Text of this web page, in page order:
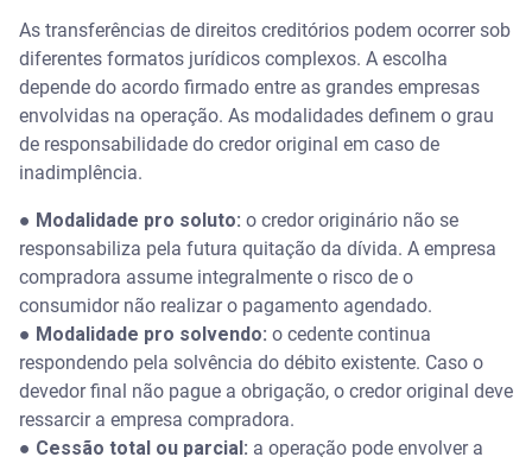
As transferências de direitos creditórios podem ocorrer sob
diferentes formatos jurídicos complexos. A escolha
depende do acordo firmado entre as grandes empresas
envolvidas na operação. As modalidades definem o grau
de responsabilidade do credor original em caso de
inadimplência.
● Modalidade pro soluto: o credor originário não se
responsabiliza pela futura quitação da dívida. A empresa
compradora assume integralmente o risco de o
consumidor não realizar o pagamento agendado.
● Modalidade pro solvendo: o cedente continua
respondendo pela solvência do débito existente. Caso o
devedor final não pague a obrigação, o credor original deve
ressarcir a empresa compradora.
● Cessão total ou parcial: a operação pode envolver a